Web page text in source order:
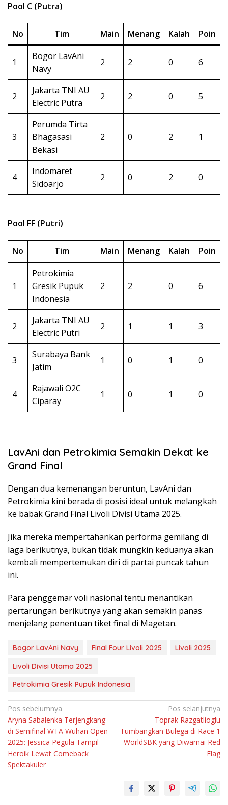
Pool C (Putra)
No Tim Main Menang Kalah Poin
1
Bogor LavAni
Navy
2 2 0 6
2
Jakarta TNI AU
Electric Putra
2 2 0 5
3
Perumda Tirta
Bhagasasi
Bekasi
2 0 2 1
4
Indomaret
Sidoarjo
2 0 2 0
Pool FF (Putri)
No Tim Main Menang Kalah Poin
1
Petrokimia
Gresik Pupuk
Indonesia
2 2 0 6
2
Jakarta TNI AU
Electric Putri
2 1 1 3
3
Surabaya Bank
Jatim
1 0 1 0
4
Rajawali O2C
Ciparay
1 0 1 0
LavAni dan Petrokimia Semakin Dekat ke
Grand Final
Dengan dua kemenangan beruntun, LavAni dan
Petrokimia kini berada di posisi ideal untuk melangkah
ke babak Grand Final Livoli Divisi Utama 2025.
Jika mereka mempertahankan performa gemilang di
laga berikutnya, bukan tidak mungkin keduanya akan
kembali mempertemukan diri di partai puncak tahun
ini.
Para penggemar voli nasional tentu menantikan
pertarungan berikutnya yang akan semakin panas
menjelang penentuan tiket final di Magetan.
Bogor LavAni Navy Final Four Livoli 2025
Livoli 2025
Livoli Divisi Utama 2025
Petrokimia Gresik Pupuk Indonesia
Navigasi
pos
Pos sebelumnya
Aryna Sabalenka Terjengkang
di Semifinal WTA Wuhan Open
2025: Jessica Pegula Tampil
Heroik Lewat Comeback
Spektakuler
Pos selanjutnya
Toprak Razgatlioglu
Tumbangkan Bulega di Race 1
WorldSBK yang Diwarnai Red
Flag